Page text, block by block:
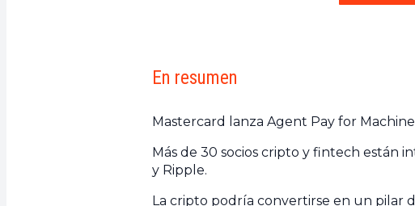
En resumen
Mastercard lanza Agent Pay for
Más de 30 socios cripto y fintech están
y Ripple.
La cripto podría convertirse en un pilar